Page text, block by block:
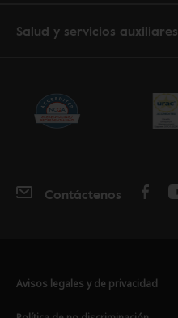
Salud y servicios auxiliares
Contáctenos
Avisos legales y de privacidad